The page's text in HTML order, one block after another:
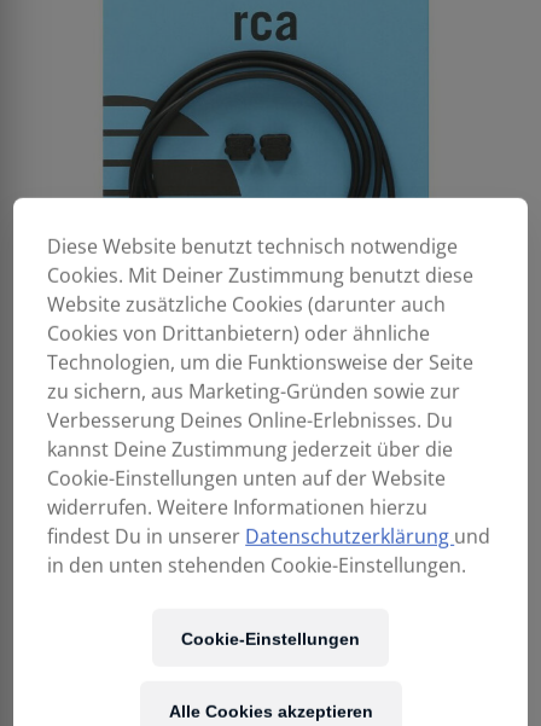
Diese Website benutzt technisch notwendige
Cookies. Mit Deiner Zustimmung benutzt diese
Website zusätzliche Cookies (darunter auch
Cookies von Drittanbietern) oder ähnliche
Technologien, um die Funktionsweise der Seite
zu sichern, aus Marketing-Gründen sowie zur
Verbesserung Deines Online-Erlebnisses. Du
kannst Deine Zustimmung jederzeit über die
Cookie-Einstellungen unten auf der Website
widerrufen. Weitere Informationen hierzu
findest Du in unserer Datenschutzerklärung und
in den unten stehenden Cookie-Einstellungen.
Cookie-Einstellungen
Alle Cookies akzeptieren